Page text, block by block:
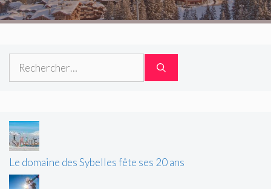
Le domaine des Sybelles fête ses 20 ans